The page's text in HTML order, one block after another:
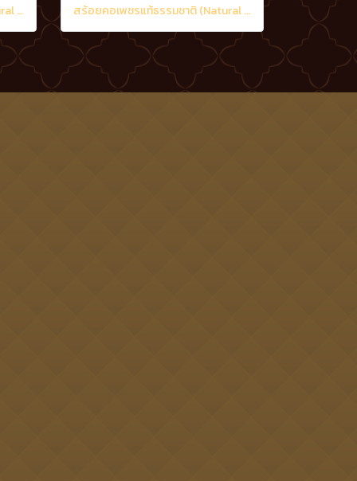
สร้อยคอเพชรแท้ธรรมชาติ (Natural Diamonds) น้ำงามที่สุด (Perfect Heart&Arrow Ideal Cut) 3.20 Ct. สร้อยคอเพชรแท้ธรรมชาติ (Natural Diamonds) 1.70 Ct.